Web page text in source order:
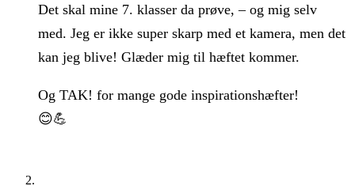
Det skal mine 7. klasser da prøve, – og mig selv
med. Jeg er ikke super skarp med et kamera, men det
kan jeg blive! Glæder mig til hæftet kommer.
Og TAK! for mange gode inspirationshæfter!
😊💪